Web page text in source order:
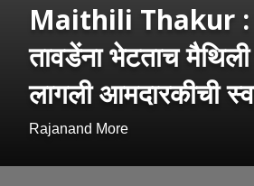
Maithili Thakur :
तावडेंना भेटताच
लागली आमदारकीची
Rajanand More